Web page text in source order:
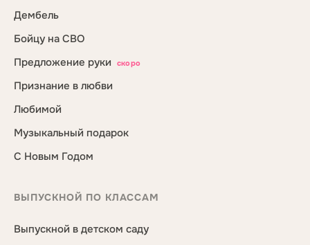
Дембель
Бойцу на СВО
Предложение руки
скоро
Признание в любви
Любимой
Музыкальный подарок
С Новым Годом
ВЫПУСКНОЙ ПО КЛАССАМ
Выпускной в детском саду